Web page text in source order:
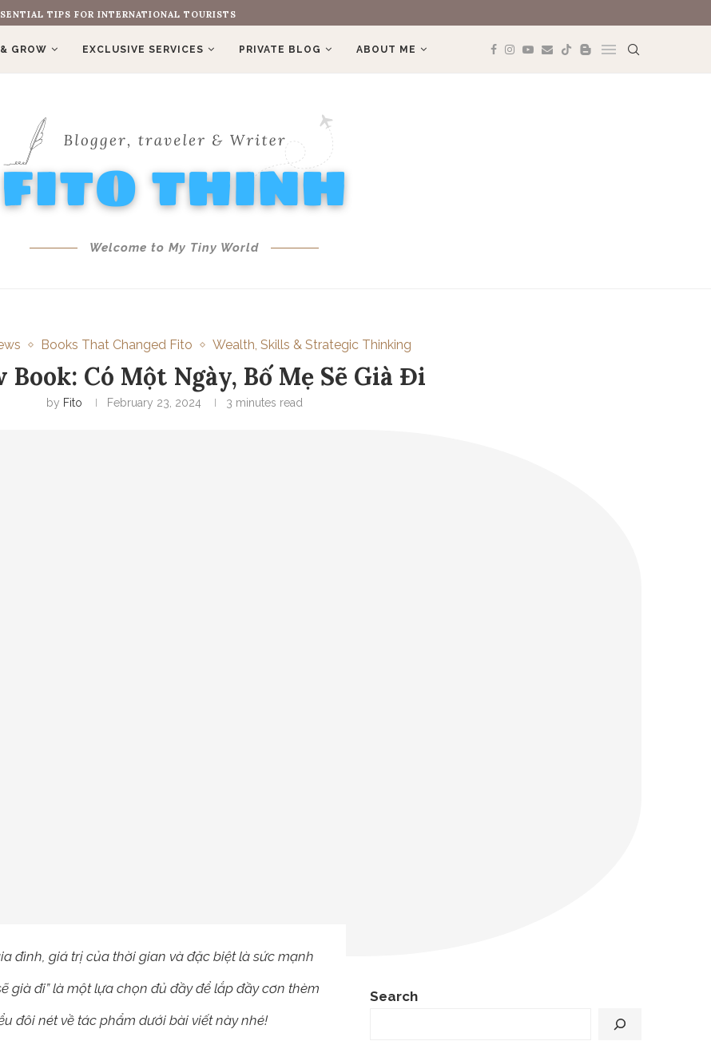
TIPS FOR INTERNATIONAL TOURISTS
GROW EXCLUSIVE SERVICES PRIVATE BLOG ABOUT ME
Welcome to My Tiny World
Books That Changed Fito Wealth, Skills & Strategic Thinking
Book: Có Một Ngày, Bố Mẹ Sẽ Già Đi
by Fito February 23, 2024 3 minutes read
đình, giá trị của thời gian và đặc biệt là sức mạnh
già đi” là một lựa chọn đủ đầy để lắp đầy cơn thèm
đôi nét về tác phẩm dưới bài viết này nhé!
Search